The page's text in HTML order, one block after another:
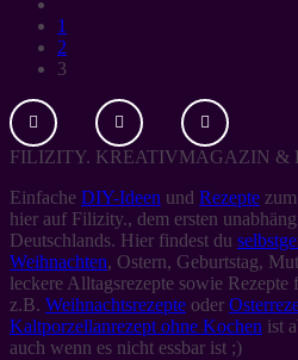
1
2
3
FILIZITY. KREATIVMAGAZIN &
Einfache DIY-Ideen und Rezepte
hier auf Filizity., dem ersten
Deutschlands. Hier findest du
Weihnachten, Ostern, Geburtstag,
leckere Alltagsrezepte sowie Rezepte
z.B. Weihnachtsrezepte oder
Kaltporzellanrezept ohne Kochen ist
auch wenn es nicht essbar ist ;)